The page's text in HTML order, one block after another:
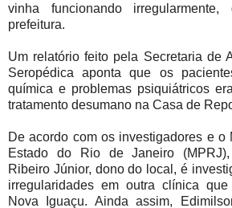
vinha funcionando
prefeitura.
Um relatório feito pela Secretaria de
Seropédica aponta que os
química e problemas psiquiátricos
tratamento desumano na Casa de
De acordo com os investigadores e o
Estado do Rio de Janeiro
Ribeiro Júnior, dono do local, é
irregularidades em outra clínica
Nova Iguaçu. Ainda assim,